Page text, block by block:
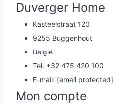
Duverger Home
Kasteelstraat 120
9255 Buggenhout
België
Tel: +32 475 420 100
E-mail: [email protected]
Mon compte